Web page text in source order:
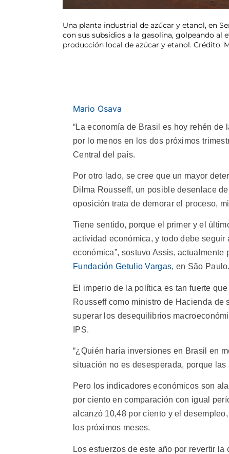
Una planta industrial de azúcar y etanol, en
con sus subsidios a la gasolina, golpeando al
producción local de azúcar y etanol. Crédito:
Mario Osava
“La economía de Brasil es hoy rehén
por lo menos en los dos próximos
Central del país.
Por otro lado, se cree que un mayor
Dilma Rousseff, un posible desenlace
oposición trata de demorar el proceso,
Tiene sentido, porque el primer y el
actividad económica, y todo debe
económica”, sostuvo Assis,
Fundación Getulio Vargas, en São Paulo.
El imperio de la política es tan fuerte
Rousseff como ministro de Hacienda
superar los desequilibrios
IPS.
“¿Quién haría inversiones en Brasil en
situación no es desesperada, porque
Pero los indicadores económicos son
por ciento en comparación con igual
alcanzó 10,48 por ciento y el
los próximos meses.
Los esfuerzos de este año por revertir